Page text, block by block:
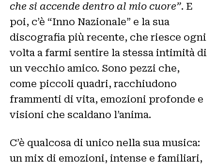
che si accende dentro al mio cuore”. E
poi, c’è “Inno Nazionale” e la sua
discografia più recente, che riesce ogni
volta a farmi sentire la stessa intimità di
un vecchio amico. Sono pezzi che,
come piccoli quadri, racchiudono
frammenti di vita, emozioni profonde e
visioni che scaldano l’anima.
C’è qualcosa di unico nella sua musica:
un mix di emozioni, intense e familiari,